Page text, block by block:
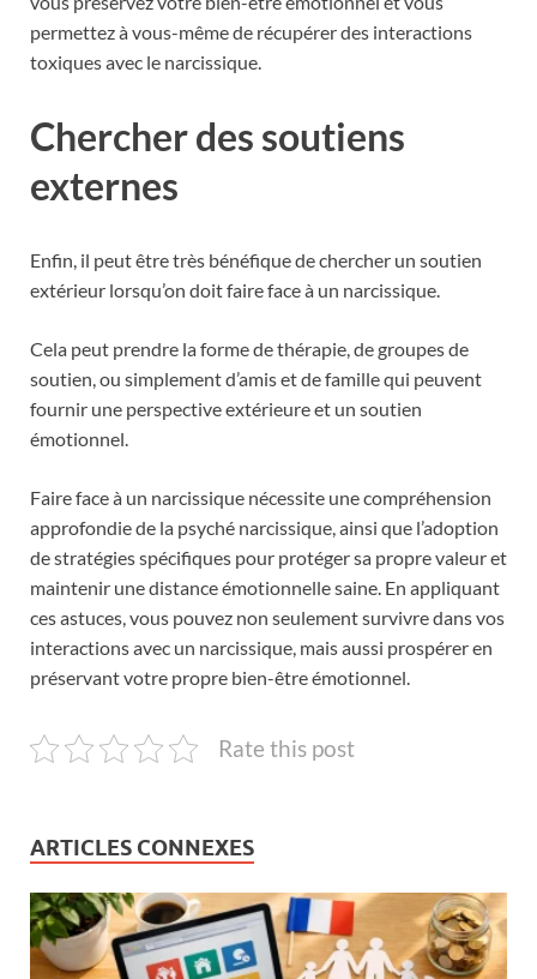
permettez à vous-même de récupérer des interactions
toxiques avec le narcissique.
Chercher des soutiens
externes
Enfin, il peut être très bénéfique de chercher un soutien
extérieur lorsqu’on doit faire face à un narcissique.
Cela peut prendre la forme de thérapie, de groupes de
soutien, ou simplement d’amis et de famille qui peuvent
fournir une perspective extérieure et un soutien
émotionnel.
Faire face à un narcissique nécessite une compréhension
approfondie de la psyché narcissique, ainsi que l’adoption
de stratégies spécifiques pour protéger sa propre valeur et
maintenir une distance émotionnelle saine. En appliquant
ces astuces, vous pouvez non seulement survivre dans vos
interactions avec un narcissique, mais aussi prospérer en
préservant votre propre bien-être émotionnel.
Rate this post
ARTICLES CONNEXES